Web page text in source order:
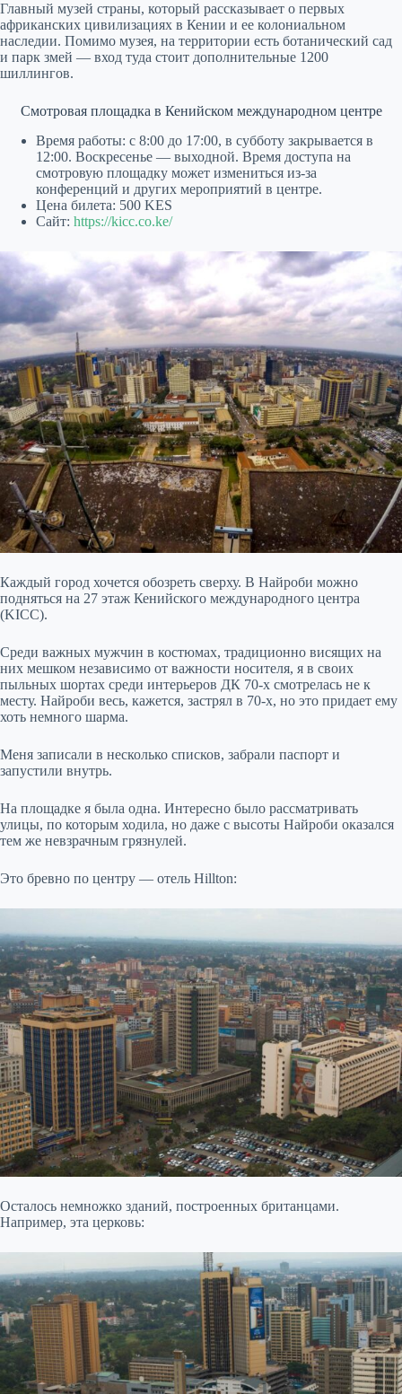
Главный музей страны, который рассказывает о первых
африканских цивилизациях в Кении и ее колониальном
наследии. Помимо музея, на территории есть ботанический сад
и парк змей — вход туда стоит дополнительные 1200
шиллингов.
Смотровая площадка в Кенийском международном центре
Время работы: с 8:00 до 17:00, в субботу закрывается в
12:00. Воскресенье — выходной. Время доступа на
смотровую площадку может измениться из-за
конференций и других мероприятий в центре.
Цена билета: 500 KES
Сайт: https://kicc.co.ke/
Каждый город хочется обозреть сверху. В Найроби можно
подняться на 27 этаж Кенийского международного центра
(KICC).
Среди важных мужчин в костюмах, традиционно висящих на
них мешком независимо от важности носителя, я в своих
пыльных шортах среди интерьеров ДК 70-х смотрелась не к
месту. Найроби весь, кажется, застрял в 70-х, но это придает ему
хоть немного шарма.
Меня записали в несколько списков, забрали паспорт и
запустили внутрь.
На площадке я была одна. Интересно было рассматривать
улицы, по которым ходила, но даже с высоты Найроби оказался
тем же невзрачным грязнулей.
Это бревно по центру — отель Hillton:
Осталось немножко зданий, построенных британцами.
Например, эта церковь: